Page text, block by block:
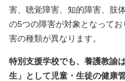
害、聴覚障害、知的障害、肢
の5つの障害が対象となって
害の種類が異なります。
特別支援学校でも、養護教諭
生」として児童・生徒の健康